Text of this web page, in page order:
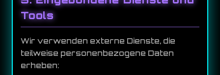
Tools
Wir verwenden externe Dienste, die
teilweise personenbezogene Daten
erheben: